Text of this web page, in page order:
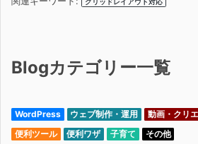
グリッドレイアウト対応
Blogカテゴリー一覧
WordPress ウェブ制作・運用
動画・クリ
便利ツール
便利ワザ 子育て その他